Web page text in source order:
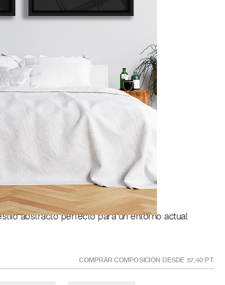
AÑADIR AL CARRITO
abstracto perfecto para un entorno actual.
COMPRAR COMPOSICIÓN DESDE 57,40 PT.